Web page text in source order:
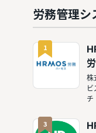
勤怠管理
連携で人
事業務を
効率化
労務管理シ
1
株
ビ
チ
3